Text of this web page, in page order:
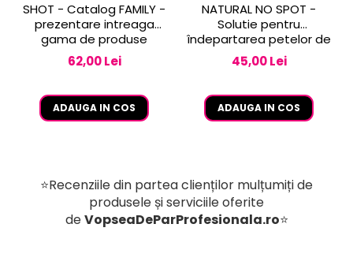
SHOT - Catalog FAMILY -
prezentare intreaga
gama de produse
62,00 Lei
ADAUGA IN COS
NATURAL NO SPOT -
Solutie pentru
îndepartarea petelor de
vopsea de pe piele 250
ml
45,00 Lei
ADAUGA IN COS
⭐Recenziile din partea clienților mulțumiți de
produsele și serviciile oferite
deVopseaDeParProfesionala.ro⭐